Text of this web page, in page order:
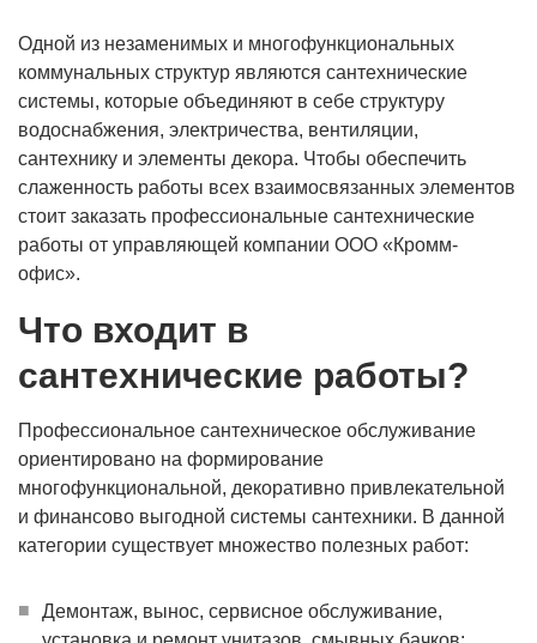
Одной из незаменимых и многофункциональных
коммунальных структур являются сантехнические
системы, которые объединяют в себе структуру
водоснабжения, электричества, вентиляции,
сантехнику и элементы декора. Чтобы обеспечить
слаженность работы всех взаимосвязанных элементов
стоит заказать профессиональные сантехнические
работы от управляющей компании ООО «Кромм-
офис».
Что входит в
сантехнические работы?
Профессиональное сантехническое обслуживание
ориентировано на формирование
многофункциональной, декоративно привлекательной
и финансово выгодной системы сантехники. В данной
категории существует множество полезных работ:
Демонтаж, вынос, сервисное обслуживание,